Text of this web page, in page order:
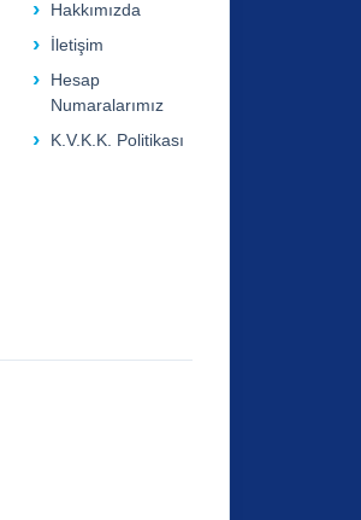
Hakkımızda
İletişim
Hesap
Numaralarımız
K.V.K.K. Politikası